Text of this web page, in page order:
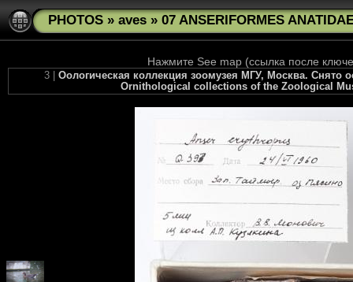
PHOTOS » aves » 07 ANSERIFORMES
Нажмите See map (ссылка после
3 | Оологическая коллекция зоомузея МГУ, Москва. Снято
Ornithological collections of the Zoological